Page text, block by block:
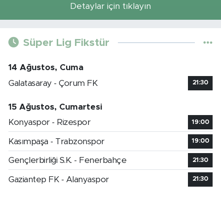
Detaylar için tıklayın
Süper Lig Fikstür
14 Ağustos, Cuma
Galatasaray - Çorum FK
21:30
15 Ağustos, Cumartesi
Konyaspor - Rizespor
19:00
Kasımpaşa - Trabzonspor 19:00
Gençlerbirliği S.K. - Fenerbahçe 21:30
Gaziantep FK - Alanyaspor 21:30